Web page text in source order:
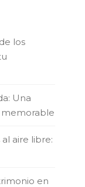
los
Una
memorable
aire libre:
en